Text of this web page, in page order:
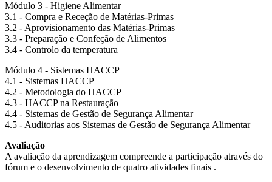
Módulo 3 - Higiene Alimentar
3.1 - Compra e Receção de Matérias-Primas
3.2 - Aprovisionamento das Matérias-Primas
3.3 - Preparação e Confeção de Alimentos
3.4 - Controlo da temperatura
Módulo 4 - Sistemas HACCP
4.1 - Sistemas HACCP
4.2 - Metodologia do HACCP
4.3 - HACCP na Restauração
4.4 - Sistemas de Gestão de Segurança Alimentar
4.5 - Auditorias aos Sistemas de Gestão de Segurança Alimentar
Avaliação
A avaliação da aprendizagem compreende a participação através do
fórum e o desenvolvimento de quatro atividades finais .